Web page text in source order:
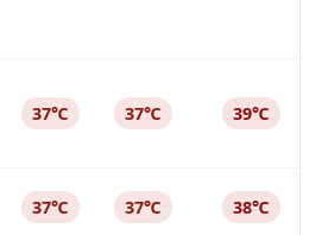
37℃ 37℃ 39℃
37℃ 37℃ 38℃